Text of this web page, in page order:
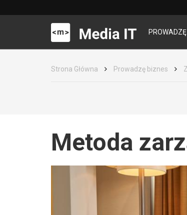
Strona Główna Prowadzę biznes
Metoda